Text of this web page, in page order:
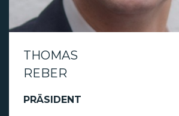
THOMAS
REBER
PRÄSIDENT